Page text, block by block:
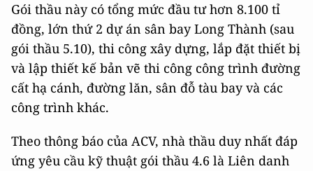
Gói thầu này có tổng mức đầu tư hơn 8.100 tỉ
đồng, lớn thứ 2 dự án sân bay Long Thành (sau
gói thầu 5.10), thi công xây dựng, lắp đặt thiết bị
và lập thiết kế bản vẽ thi công công trình đường
cất hạ cánh, đường lăn, sân đỗ tàu bay và các
công trình khác.
Theo thông báo của ACV, nhà thầu duy nhất đáp
ứng yêu cầu kỹ thuật gói thầu 4.6 là Liên danh